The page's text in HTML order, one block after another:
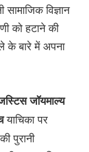
विज्ञान
को हटाने की
के बारे में अपना
जॉयमाल्य
याचिका पर
पुरानी